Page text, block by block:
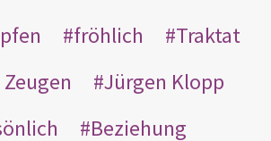
fröhlich
Traktat
Jürgen Klopp
Beziehung